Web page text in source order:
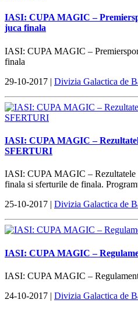
IASI: CUPA MAGIC –
juca finala
IASI: CUPA MAGIC –
finala
29-10-2017 | Divizia Galactica de
IASI: CUPA MAGIC –
SFERTURI
IASI: CUPA MAGIC – Rezultatele
finala si sferturile de finala.
25-10-2017 | Divizia Galactica de
IASI: CUPA MAGIC –
IASI: CUPA MAGIC –
24-10-2017 | Divizia Galactica de